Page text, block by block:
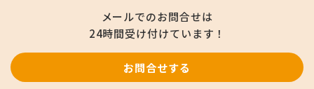
メールでのお問合せは
24時間受け付けています！
お問合せする